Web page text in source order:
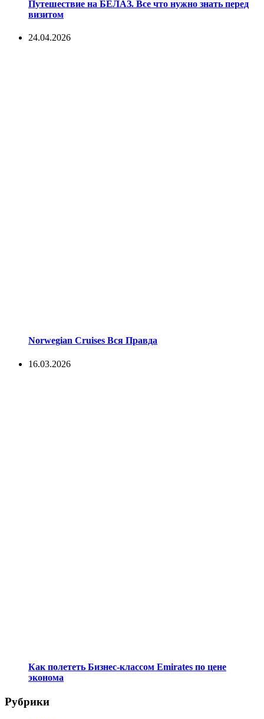
Путешествие на БЕЛАЗ. Все что нужно знать перед
визитом
24.04.2026
Norwegian Cruises Вся Правда
16.03.2026
Как полететь Бизнес-классом Emirates по цене
эконома
Рубрики